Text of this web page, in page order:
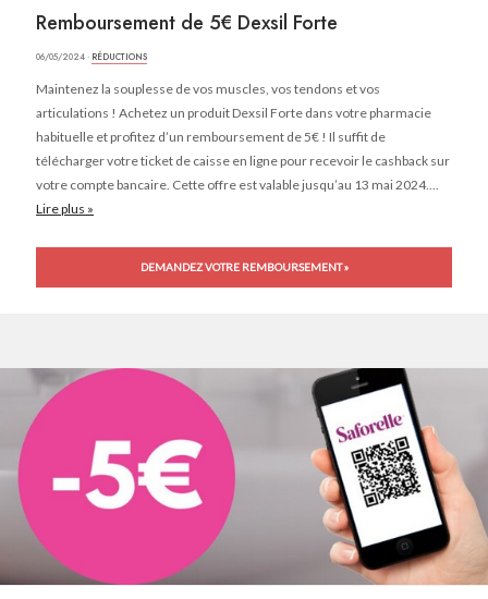
Remboursement de 5€ Dexsil Forte
06/05/2024 · RÉDUCTIONS
Maintenez la souplesse de vos muscles, vos tendons et vos
articulations ! Achetez un produit Dexsil Forte dans votre pharmacie
habituelle et profitez d’un remboursement de 5€ ! Il suffit de
télécharger votre ticket de caisse en ligne pour recevoir le cashback sur
votre compte bancaire. Cette offre est valable jusqu’au 13 mai 2024....
Lire plus »
DEMANDEZ VOTRE REMBOURSEMENT »